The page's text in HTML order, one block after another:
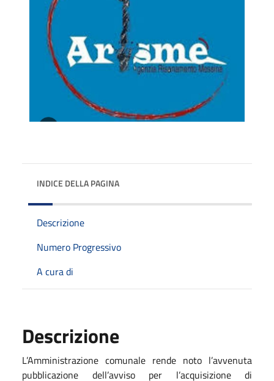
INDICE DELLA PAGINA
Descrizione
Numero Progressivo
A cura di
Descrizione
L’Amministrazione comunale rende noto l’avvenuta
pubblicazione dell’avviso per l’acquisizione di